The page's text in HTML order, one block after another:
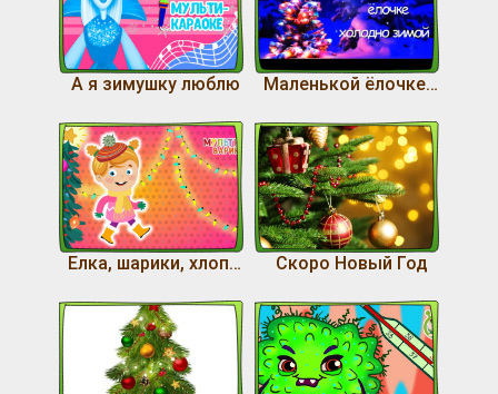
А я зимушку люблю Маленькой ёлочке холодно зимой
Елка, шарики, хлопушки Скоро Новый Год